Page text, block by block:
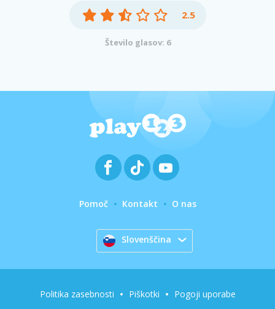
2.5
Število glasov: 6
Pomoč Kontakt O nas
Slovenščina
Politika zasebnosti Piškotki Pogoji uporabe